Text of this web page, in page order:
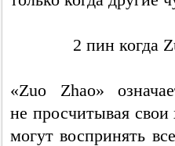
2 пин когда
«Zuo Zhao»
не просчитывая
могут воспринять